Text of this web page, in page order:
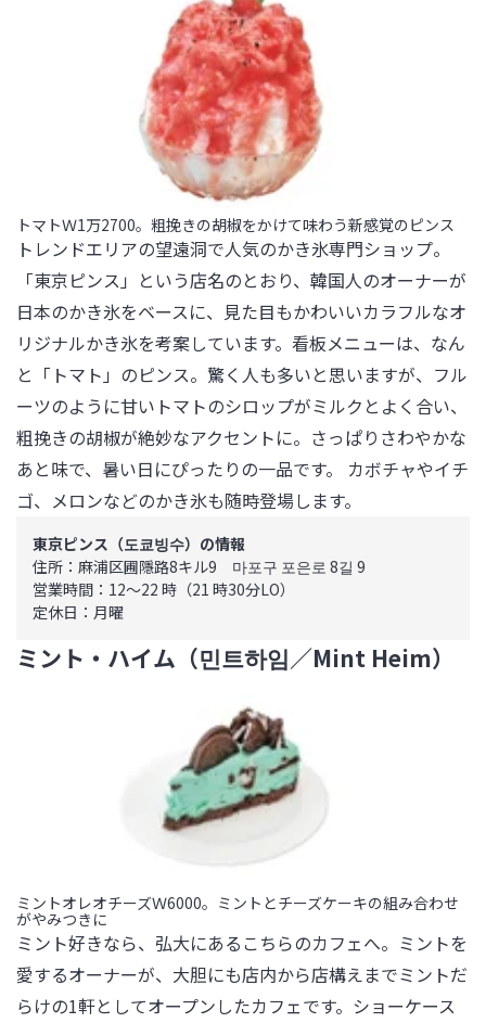
トマトＷ1万2700。粗挽きの胡椒をかけて味わう新感覚のピンス
トレンドエリアの望遠洞で人気のかき氷専門ショップ。
「東京ピンス」という店名のとおり、韓国人のオーナーが
日本のかき氷をベースに、見た目もかわいいカラフルなオ
リジナルかき氷を考案しています。看板メニューは、なん
と「トマト」のピンス。驚く人も多いと思いますが、フル
ーツのように甘いトマトのシロップがミルクとよく合い、
粗挽きの胡椒が絶妙なアクセントに。さっぱりさわやかな
あと味で、暑い日にぴったりの一品です。 カボチャやイチ
ゴ、メロンなどのかき氷も随時登場します。
東京ピンス（도쿄빙수）の情報
住所：麻浦区圃隱路8キル9　마포구 포은로 8길 9
営業時間：12～22 時（21 時30分LO）
定休日：月曜
ミント・ハイム（민트하임／Mint Heim）
ミントオレオチーズＷ6000。ミントとチーズケーキの組み合わせ
がやみつきに
ミント好きなら、弘大にあるこちらのカフェへ。ミントを
愛するオーナーが、大胆にも店内から店構えまでミントだ
らけの1軒としてオープンしたカフェです。ショーケース